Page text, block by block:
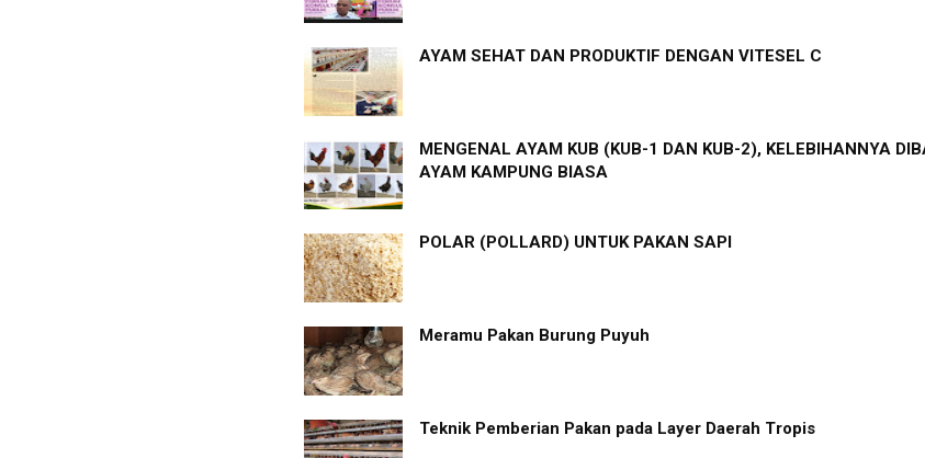
AYAM SEHAT DAN PRODUKTIF DENGAN VITESEL C
MENGENAL AYAM KUB (KUB-1 DAN KUB-2), KELEBIHANNYA
AYAM KAMPUNG BIASA
POLAR (POLLARD) UNTUK PAKAN SAPI
Meramu Pakan Burung Puyuh
Teknik Pemberian Pakan pada Layer Daerah Tropis